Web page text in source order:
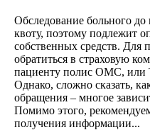
Обследование больного до
квоту, поэтому подлежит
собственных средств.
обратиться в страховую
пациенту полис ОМС,
Однако, сложно сказать,
обращения – многое
Помимо этого,
получения информации...